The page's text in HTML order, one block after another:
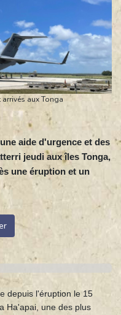
aux Tonga
aide d'urgence et des
jeudi aux îles Tonga,
une éruption et un
depuis l'éruption le 15
Ha'apai, une des plus